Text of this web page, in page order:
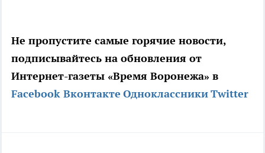
Не пропустите самые горячие новости,
подписывайтесь на обновления от
Интернет-газеты «Время Воронежа» в
Facebook Вконтакте ОдноклассникиTwitter